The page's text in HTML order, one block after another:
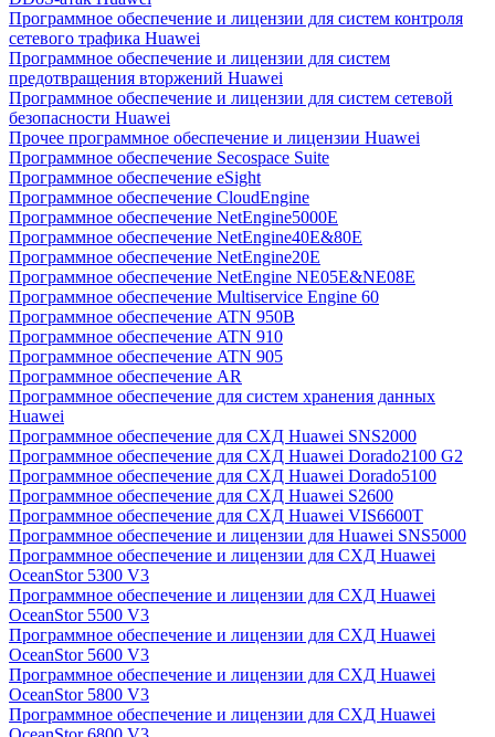
Программное обеспечение и лицензии для систем контроля
сетевого трафика Huawei
Программное обеспечение и лицензии для систем
предотвращения вторжений Huawei
Программное обеспечение и лицензии для систем сетевой
безопасности Huawei
Прочее программное обеспечение и лицензии Huawei
Программное обеспечение Secospace Suite
Программное обеспечение eSight
Программное обеспечение CloudEngine
Программное обеспечение NetEngine5000E
Программное обеспечение NetEngine40E&80E
Программное обеспечение NetEngine20E
Программное обеспечение NetEngine NE05E&NE08E
Программное обеспечение Multiservice Engine 60
Программное обеспечение ATN 950B
Программное обеспечение ATN 910
Программное обеспечение ATN 905
Программное обеспечение AR
Программное обеспечение для систем хранения данных
Huawei
Программное обеспечение для СХД Huawei SNS2000
Программное обеспечение для СХД Huawei Dorado2100 G2
Программное обеспечение для СХД Huawei Dorado5100
Программное обеспечение для СХД Huawei S2600
Программное обеспечение для СХД Huawei VIS6600T
Программное обеспечение и лицензии для Huawei SNS5000
Программное обеспечение и лицензии для СХД Huawei
OceanStor 5300 V3
Программное обеспечение и лицензии для СХД Huawei
OceanStor 5500 V3
Программное обеспечение и лицензии для СХД Huawei
OceanStor 5600 V3
Программное обеспечение и лицензии для СХД Huawei
OceanStor 5800 V3
Программное обеспечение и лицензии для СХД Huawei